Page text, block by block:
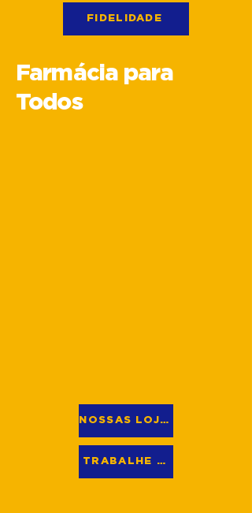
FIDELIDADE
Farmácia para
Todos
NOSSAS LOJAS
TRABALHE CONOSCO